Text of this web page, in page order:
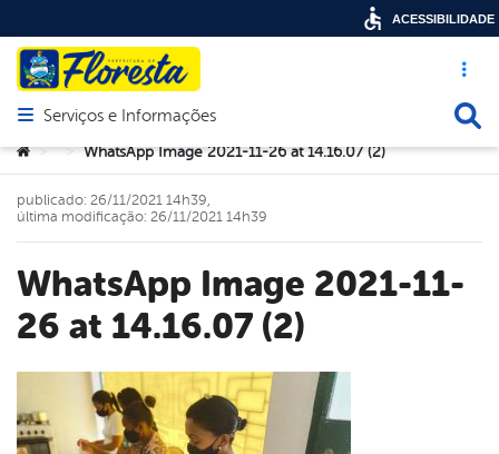
Acesso
Abrir menu principal de navegação
Serviços e Informações
Você está aqui:
> > WhatsApp Image 2021-11-26 at 14.16.07 (2)
WhatsApp Image 2021-11-
26 at 14.16.07 (2)
publicado: 26/11/2021 14h39,
última modificação: 26/11/2021 14h39
ACESSIBILIDADE